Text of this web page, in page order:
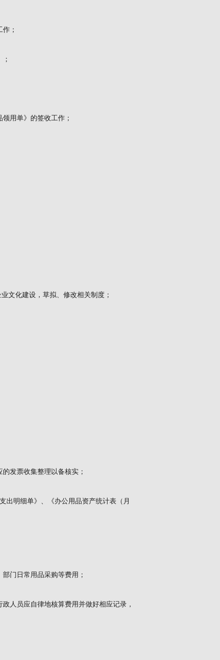
；
用单》的签收工作；
文化建设，草拟、修改相关制度；
发票收集整理以备核实；
出明细单》、《办公用品资产统计表（月
门日常用品采购等费用；
人员应自律地核算费用并做好相应记录，